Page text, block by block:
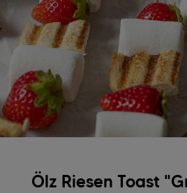
Ölz Riesen Toast